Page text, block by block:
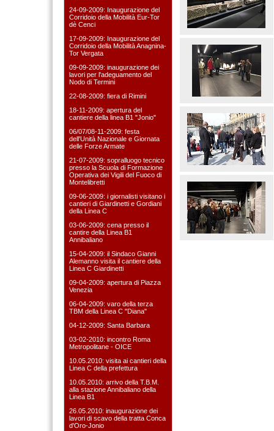
24-09-2009: Inaugurazione del
Corridoio della Mobilità Eur-Tor
dè Cenci
17-09-2009: Inaugurazione del
Corridoio della Mobilità Anagnina-
Tor Vergata
09-09-2009: inaugurazione dei
lavori per l'adeguamento del
Nodo di Termini
22-08-2009: fiera di Rimini
18-11-2009: apertura del
cantiere della linea B1 "Jonio"
06/07/08-11-2009: festa
dell'Unità Nazionale e Giornata
delle Forze Armate
21-07-2009: sopralluogo tecnico
presso la Scuola di Formazione
Operativa dei Vigili del Fuoco di
Montelibretti
09-06-2009: i giornalisti visitano i
cantieri di Giardinetti e Gordiani
della Linea C
03-06-2009: cena presso il
cantire della Linea B1
Annibaliano
15-04-2009: il Sindaco Gianni
Alemanno visita il cantiere della
Linea C Giardinetti
09-04-2009: apertura di Piazza
Venezia
06-04-2009: varo della terza
TBM della Linea C "Diana"
04-12-2009: Santa Barbara
03-02-2010: incontro Roma
Metropolitane - OICE
10.05.2010: visita ai cantieri della
Linea C della prefettura
10.05.2010: arrivo della T.B.M.
alla stazione Annibaliano della
Linea B1
26.05.2010: inaugurazione dei
lavori di scavo della tratta Conca
d'Oro-Jonio